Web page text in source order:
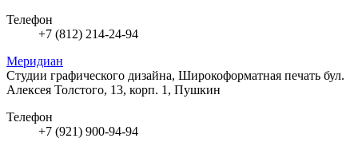
Телефон
+7 (812) 214-24-94
Меридиан
Студии графического дизайна, Широкоформатная печать бул.
Алексея Толстого, 13, корп. 1, Пушкин
Телефон
+7 (921) 900-94-94